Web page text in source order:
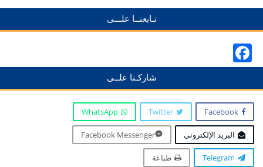
تـابعنــا علـــى
شاركـنا علــى
Facebook
Twitter
WhatsApp
البريد الإلكتروني Facebook Messenger
Telegram طباعة